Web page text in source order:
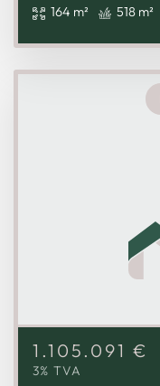
164 m²
518 m²
1.105.091 €
3% TVA